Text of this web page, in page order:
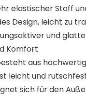
elastischer Stoff
Design, leicht zu
und
Komfort
aus
leicht und
sich für den